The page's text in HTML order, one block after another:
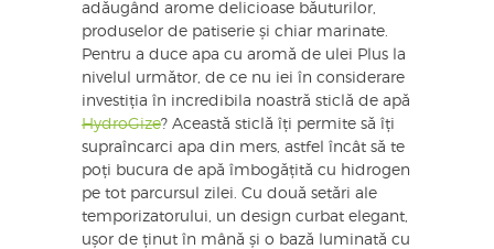
adăugând arome delicioase băuturilor,
produselor de patiserie și chiar marinate.
Pentru a duce apa cu aromă de ulei Plus la
nivelul următor, de ce nu iei în considerare
investiția în incredibila noastră sticlă de apă
HydroGize? Această sticlă îți permite să îți
supraîncarci apa din mers, astfel încât să te
poți bucura de apă îmbogățită cu hidrogen
pe tot parcursul zilei. Cu două setări ale
temporizatorului, un design curbat elegant,
ușor de ținut în mână și o bază luminată cu